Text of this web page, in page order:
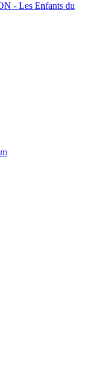
- Les Enfants du